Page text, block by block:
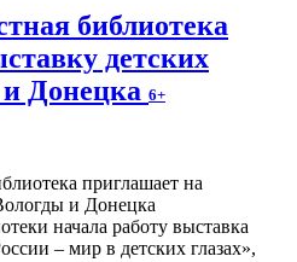
библиотека
детских
Донецка 6+
начала работу выставка
– мир в детских глазах»,